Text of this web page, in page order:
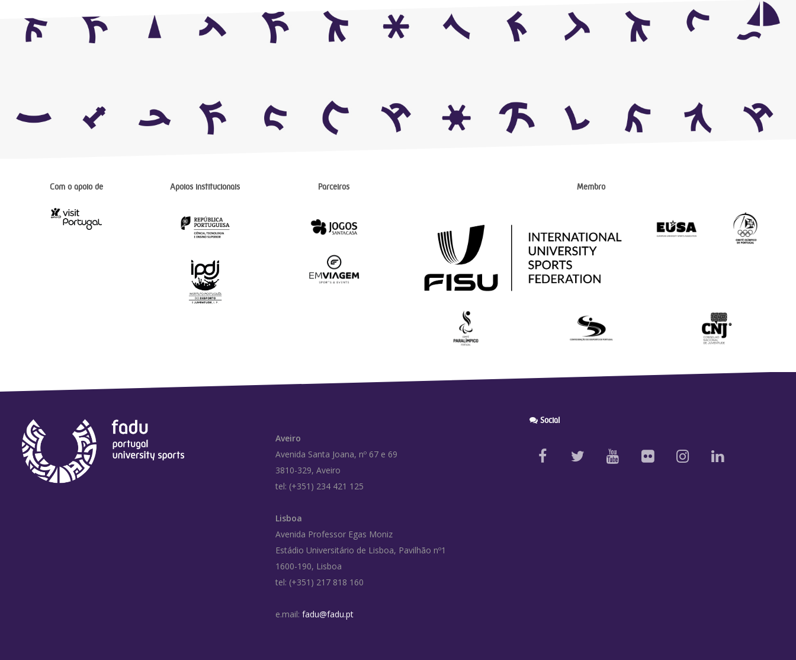
Com o apoio de Apoios institucionais Parceiros Membro
Aveiro
Avenida Santa Joana, nº 67 e 69
3810-329, Aveiro
tel: (+351) 234 421 125
Lisboa
Avenida Professor Egas Moniz
Estádio Universitário de Lisboa, Pavilhão nº1
1600-190, Lisboa
tel: (+351) 217 818 160
e.mail: fadu@fadu.pt
Social